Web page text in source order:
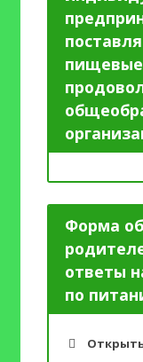
Форма
ответы
по